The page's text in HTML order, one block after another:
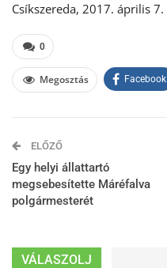
Csíkszereda, 2017. április 7.
0
Megosztás Facebook
ELŐZŐ
Egy helyi állattartó
megsebesítette Máréfalva
polgármesterét
VÁLASZOLJ